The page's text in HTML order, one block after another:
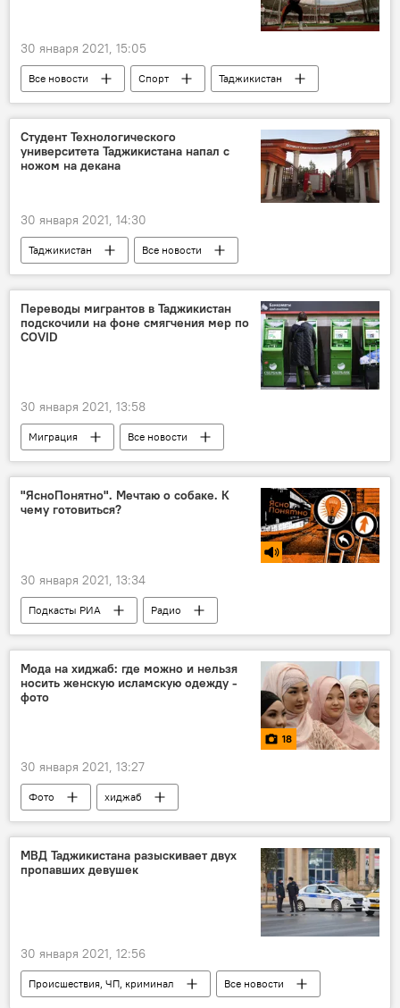
30 января 2021, 15:05
Все новости Спорт Таджикистан
Студент Технологического
университета Таджикистана напал с
ножом на декана
30 января 2021, 14:30
Таджикистан
Все новости
Происшествия, ЧП, криминал
университет
студенты
Переводы мигрантов в Таджикистан
подскочили на фоне смягчения мер по
COVID
30 января 2021, 13:58
Миграция
Все новости
денежные переводы
Таджикистан
Новости мигрантов из Центральной Азии в России
"ЯсноПонятно". Мечтаю о собаке. К
чему готовиться?
30 января 2021, 13:34
Подкасты РИА Радио
Мода на хиджаб: где можно и нельзя
носить женскую исламскую одежду -
фото
18
30 января 2021, 13:27
Фото хиджаб
МВД Таджикистана разыскивает двух
пропавших девушек
30 января 2021, 12:56
Происшествия, ЧП, криминал Все новости